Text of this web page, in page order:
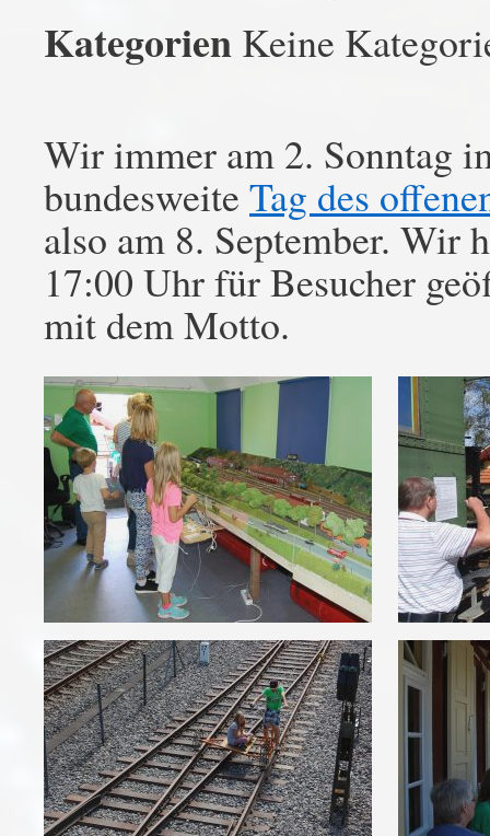
Kategorien Keine
Wir immer am 2. Sonntag
bundesweite Tag des
also am 8. September. Wir
17:00 Uhr für Besucher
mit dem Motto.